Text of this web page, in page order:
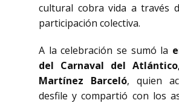
cultural cobra vida a través
participación colectiva.
A la celebración se sumó la
del Carnaval del
Martínez Barceló, quien
desfile y compartió con los